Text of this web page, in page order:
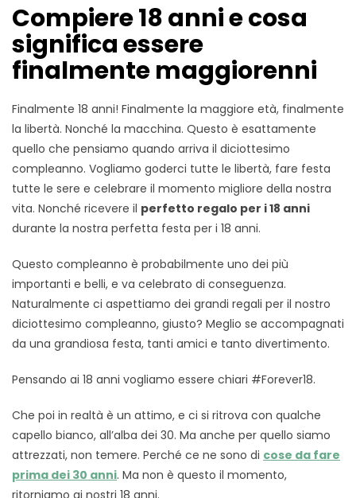
Compiere 18 anni e cosa
significa essere
finalmente maggiorenni
Finalmente 18 anni! Finalmente la maggiore età, finalmente
la libertà. Nonché la macchina. Questo è esattamente
quello che pensiamo quando arriva il diciottesimo
compleanno. Vogliamo goderci tutte le libertà, fare festa
tutte le sere e celebrare il momento migliore della nostra
vita. Nonché ricevere il perfetto regalo per i 18 anni
durante la nostra perfetta festa per i 18 anni.
Questo compleanno è probabilmente uno dei più
importanti e belli, e va celebrato di conseguenza.
Naturalmente ci aspettiamo dei grandi regali per il nostro
diciottesimo compleanno, giusto? Meglio se accompagnati
da una grandiosa festa, tanti amici e tanto divertimento.
Pensando ai 18 anni vogliamo essere chiari #Forever18.
Che poi in realtà è un attimo, e ci si ritrova con qualche
capello bianco, all’alba dei 30. Ma anche per quello siamo
attrezzati, non temere. Perché ce ne sono di cose da fare
prima dei 30 anni. Ma non è questo il momento,
ritorniamo ai nostri 18 anni.